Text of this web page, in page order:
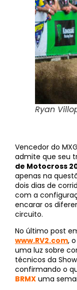
Ryan
Vencedor do
admite que seu
de Motocross
apenas na
dois dias de
com a
encarar os
circuito.
No último post
www.RV2.com,
uma luz sobre
técnicos da
confirmando o
BRMX uma